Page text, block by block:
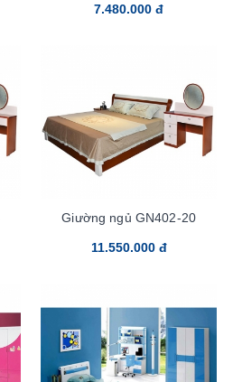
7.480.000 đ
Giường ngủ GN402-20
11.550.000 đ